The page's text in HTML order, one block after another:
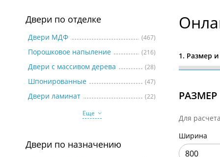
Двери по назначению
Двери по особенностям
Двери по отделке
Двери МДФ (467)
Порошковое напыление (216)
Двери с массивом дерева (28)
Шпонированные (47)
Двери ламинат
(22)
Еще
Двери по назначению
1. Размер
Для
Ширина